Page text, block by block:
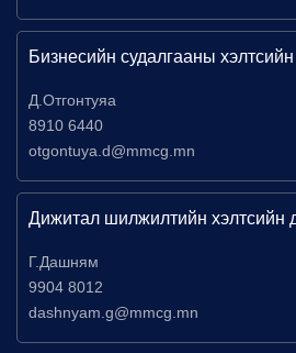
Бизнесийн судалгааны
Д.Отгонтуяа
8910 6440
otgontuya.d@mmcg.mn
Дижитал шилжилтийн хэлтсийн
Г.Дашням
9904 8012
dashnyam.g@mmcg.mn